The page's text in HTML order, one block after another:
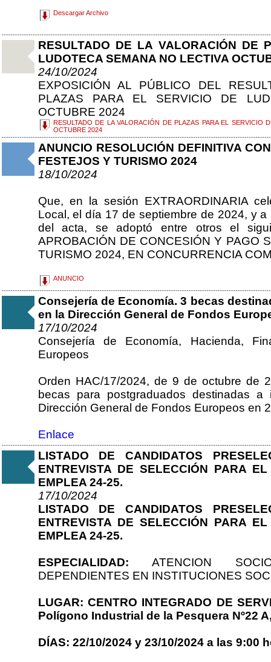
Descargar Archivo
RESULTADO DE LA VALORACIÓN DE
LUDOTECA SEMANA NO LECTIVA
24/10/2024
EXPOSICIÓN AL PÚBLICO DEL
PLAZAS PARA EL SERVICIO DE
OCTUBRE 2024
RESULTADO DE LA VALORACIÓN DE PLAZAS PARA EL SERVICIO
OCTUBRE 2024
ANUNCIO RESOLUCIÓN DEFINITIVA
FESTEJOS Y TURISMO 2024
18/10/2024
Que, en la sesión EXTRAORDINARIA
Local, el día 17 de septiembre de 2024, y
del acta, se adoptó entre otros el
APROBACIÓN DE CONCESIÓN Y PAGO
TURISMO 2024, EN CONCURRENCIA
ANUNCIO
Consejería de Economía. 3 becas
en la Dirección General de Fondos
17/10/2024
Consejería de Economía, Hacienda,
Europeos
Orden HAC/17/2024, de 9 de octubre de
becas para postgraduados destinadas
Dirección General de Fondos Europeos en
Enlace
LISTADO DE CANDIDATOS
ENTREVISTA DE SELECCIÓN PARA
EMPLEA 24-25.
17/10/2024
LISTADO DE CANDIDATOS
ENTREVISTA DE SELECCIÓN PARA
EMPLEA 24-25.
ESPECIALIDAD: ATENCION
DEPENDIENTES EN INSTITUCIONES
LUGAR: CENTRO INTEGRADO DE
Polígono Industrial de la Pesquera Nº22
DÍAS: 22/10/2024 y 23/10/2024 a las 9:00